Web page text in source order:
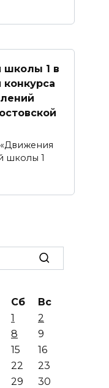
школы 1 в
школы 1
Сб
Вс
1
2
8
9
15
16
22
23
29
30